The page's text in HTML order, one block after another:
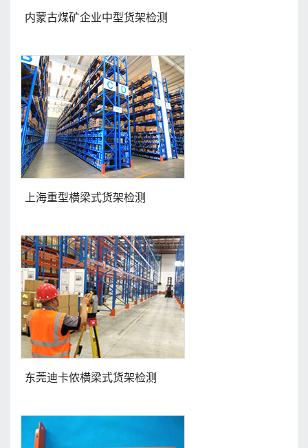
内蒙古煤矿企业中型货架检测
上海重型横梁式货架检测
东莞迪卡侬横梁式货架检测